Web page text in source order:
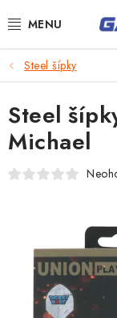
na
Šípky
Poker
Stolný futbal
Darčekové poukazy
Kontakty
Steel šípky
Steel
Michael